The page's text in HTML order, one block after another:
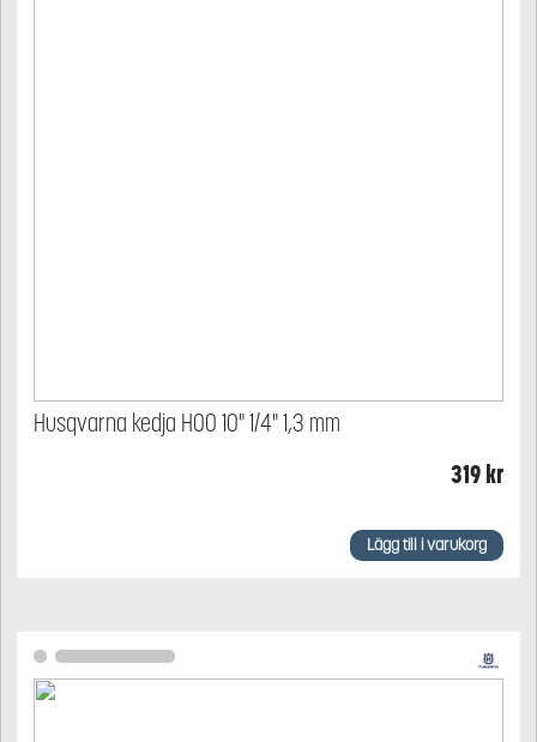
Husqvarna kedja H00 10" 1/4" 1,3 mm
319kr
Lägg till i varukorg